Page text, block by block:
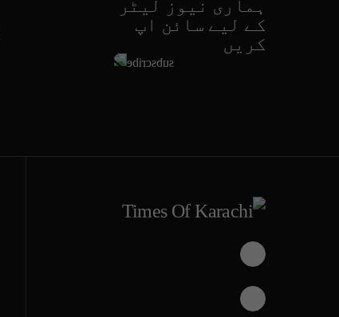
ہماری نیوز لیٹر
کے لیے سائن اپ
کریں